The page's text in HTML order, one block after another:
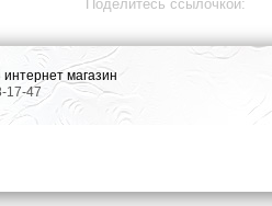
Поделитесь ссылочкой:
магазин
17-47